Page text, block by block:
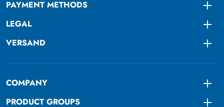
PAYMENT METHODS
LEGAL
VERSAND
COMPANY
PRODUCT GROUPS